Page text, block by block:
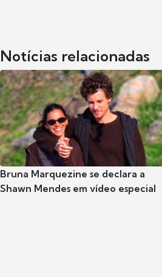
Notícias relacionadas
Bruna Marquezine se declara a
Shawn Mendes em vídeo especial